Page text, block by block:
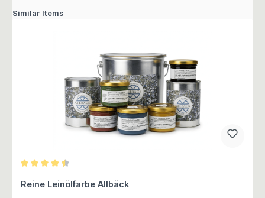
Similar Items
Reine Leinölfarbe Allbäck